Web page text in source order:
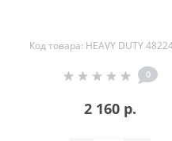
Код товара: HEAVY DUTY
0
2 160 р.